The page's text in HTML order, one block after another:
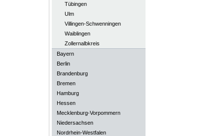
Tübingen
Ulm
Villingen-Schwenningen
Waiblingen
Zollernalbkreis
Bayern
Berlin
Brandenburg
Bremen
Hamburg
Hessen
Mecklenburg-Vorpommern
Niedersachsen
Nordrhein-Westfalen